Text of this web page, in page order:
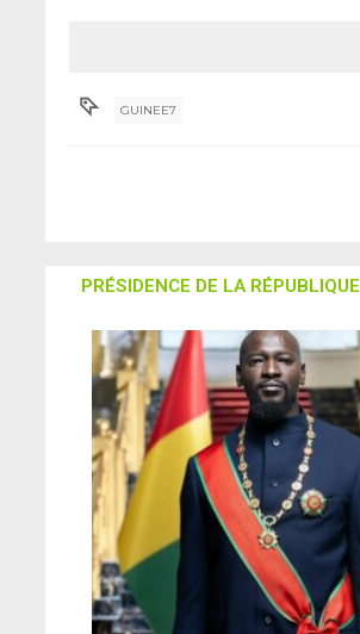
GUINEE7
PRÉSIDENCE DE LA RÉPUBLIQUE